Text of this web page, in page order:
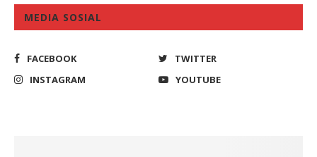
MEDIA SOSIAL
FACEBOOK
TWITTER
INSTAGRAM
YOUTUBE